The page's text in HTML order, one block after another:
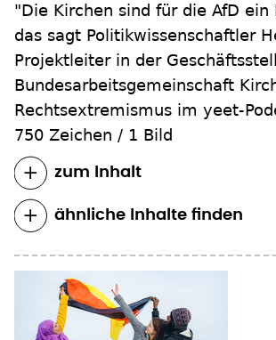
"Die Kirchen sind für die AfD ein
das sagt Politikwissenschaftler
Projektleiter in der
Bundesarbeitsgemeinschaft
Rechtsextremismus im yeet-
750 Zeichen / 1 Bild
zum Inhalt
ähnliche Inhalte finden